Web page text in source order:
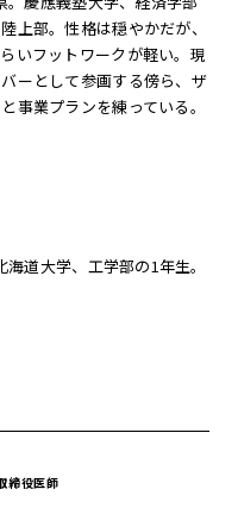
上部。性格は穏やかだが、
いフットワークが軽い。現
ーとして参画する傍ら、ザ
事業プランを練っている。
道大学、工学部の1年生。
役医師